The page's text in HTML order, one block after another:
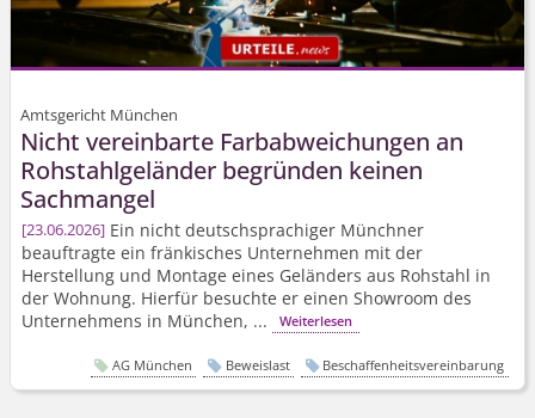
Amtsgericht München
Nicht vereinbarte Farbabweichungen an
Rohstahlgeländer begründen keinen
Sachmangel
23.06.2026 Ein nicht deutschsprachiger Münchner
beauftragte ein fränkisches Unternehmen mit der
Herstellung und Montage eines Geländers aus Rohstahl in
der Wohnung. Hierfür besuchte er einen Showroom des
Unternehmens in München, ...
Weiterlesen
AG München Beweislast Beschaffenheitsvereinbarung